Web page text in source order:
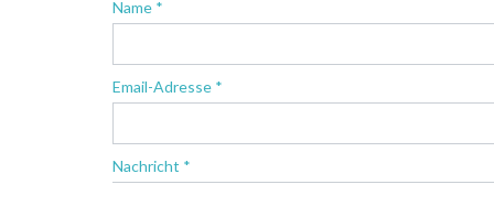
Name *
Email-Adresse *
Nachricht *